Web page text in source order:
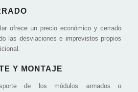
ofrece un precio económico y cerrado
las desviaciones e imprevistos propios
Y MONTAJE
de los módulos armados o